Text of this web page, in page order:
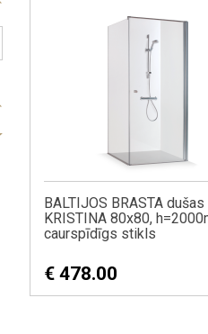
BALTIJOS BRASTA
KRISTINA 80x80,
caurspīdīgs stikls
€ 478.00